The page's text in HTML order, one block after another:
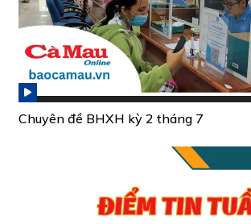
Chuyên đề BHXH kỳ 2 tháng 7